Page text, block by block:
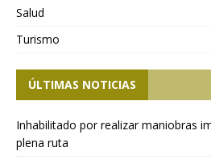
Salud
Turismo
ÚLTIMAS NOTICIAS
Inhabilitado por realizar maniobras
plena ruta